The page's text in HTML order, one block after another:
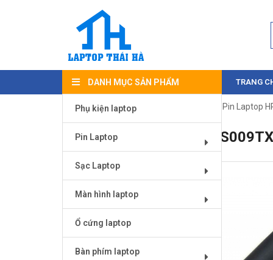
DANH MỤC SẢN PHẨM
Phụ kiện laptop
Pin Laptop
Sạc Laptop
Màn hình laptop
Ổ cứng laptop
Bàn phím laptop
TRANG
Trang chủ/Pin Laptop / Pin Laptop
PIN LAPTOP HP 14-